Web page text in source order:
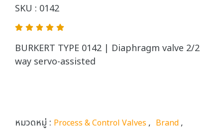
SKU : 0142
BURKERT TYPE 0142 | Diaphragm valve 2/2
way servo-assisted
หมวดหมู่ : Process & Control Valves , Brand,